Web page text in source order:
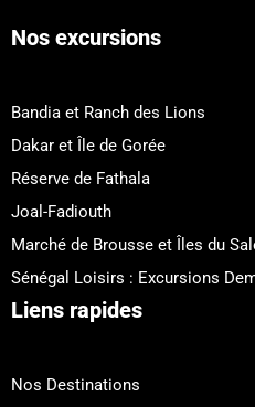
Nos excursions
Bandia et Ranch des Lions
Dakar et Île de Gorée
Réserve de Fathala
Joal-Fadiouth
Marché de Brousse et Îles du
Sénégal Loisirs : Excursions
Liens rapides
Nos Destinations